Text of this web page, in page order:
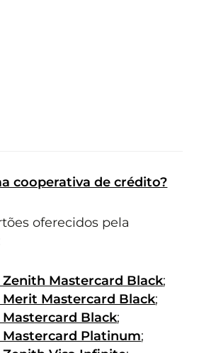
cooperativa de crédito?
oferecidos pela
Zenith Mastercard Black;
Merit Mastercard Black;
Black;
Mastercard Platinum;